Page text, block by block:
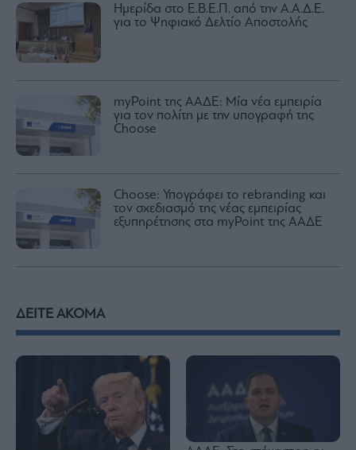
Ημερίδα στο Ε.Β.Ε.Π. από την Α.Α.Δ.Ε.
για το Ψηφιακό Δελτίο Αποστολής
myPoint της ΑΑΔΕ: Μία νέα εμπειρία
για τον πολίτη με την υπογραφή της
Choose
Choose: Υπογράφει το rebranding και
τον σχεδιασμό της νέας εμπειρίας
εξυπηρέτησης στα myPoint της ΑΑΔΕ
ΔΕΙΤΕ ΑΚΟΜΑ